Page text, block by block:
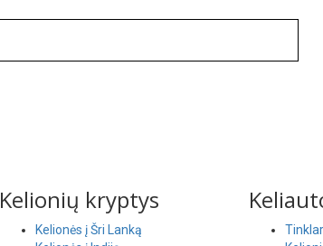
Kelionių kryptys
Kelionės į Šri Lanką